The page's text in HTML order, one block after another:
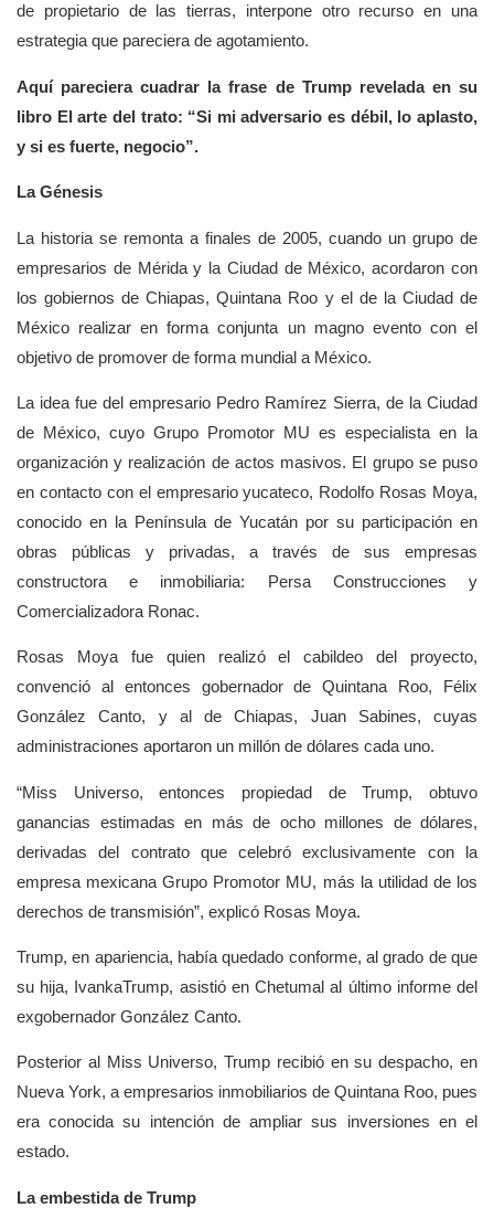
de propietario de las tierras, interpone otro recurso en una
estrategia que pareciera de agotamiento.
Aquí pareciera cuadrar la frase de Trump revelada en su
libro El arte del trato: “Si mi adversario es débil, lo aplasto,
y si es fuerte, negocio”.
La Génesis
La historia se remonta a finales de 2005, cuando un grupo de
empresarios de Mérida y la Ciudad de México, acordaron con
los gobiernos de Chiapas, Quintana Roo y el de la Ciudad de
México realizar en forma conjunta un magno evento con el
objetivo de promover de forma mundial a México.
La idea fue del empresario Pedro Ramírez Sierra, de la Ciudad
de México, cuyo Grupo Promotor MU es especialista en la
organización y realización de actos masivos. El grupo se puso
en contacto con el empresario yucateco, Rodolfo Rosas Moya,
conocido en la Península de Yucatán por su participación en
obras públicas y privadas, a través de sus empresas
constructora e inmobiliaria: Persa Construcciones y
Comercializadora Ronac.
Rosas Moya fue quien realizó el cabildeo del proyecto,
convenció al entonces gobernador de Quintana Roo, Félix
González Canto, y al de Chiapas, Juan Sabines, cuyas
administraciones aportaron un millón de dólares cada uno.
“Miss Universo, entonces propiedad de Trump, obtuvo
ganancias estimadas en más de ocho millones de dólares,
derivadas del contrato que celebró exclusivamente con la
empresa mexicana Grupo Promotor MU, más la utilidad de los
derechos de transmisión”, explicó Rosas Moya.
Trump, en apariencia, había quedado conforme, al grado de que
su hija, IvankaTrump, asistió en Chetumal al último informe del
exgobernador González Canto.
Posterior al Miss Universo, Trump recibió en su despacho, en
Nueva York, a empresarios inmobiliarios de Quintana Roo, pues
era conocida su intención de ampliar sus inversiones en el
estado.
La embestida de Trump